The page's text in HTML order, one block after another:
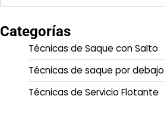
for:
Categorías
Técnicas de Saque con Salto
Técnicas de saque por debajo
Técnicas de Servicio Flotante